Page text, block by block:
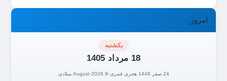
امروز
یکشنبه
18 مرداد 1405
24 صفر 1448 هجری قمری •9 August 2026 میلادی